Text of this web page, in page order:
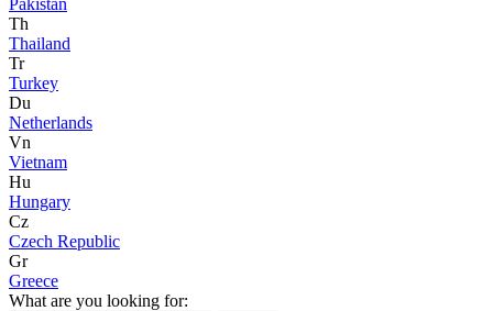
Pakistan
Th
Thailand
Tr
Turkey
Du
Netherlands
Vn
Vietnam
Hu
Hungary
Cz
Czech Republic
Gr
Greece
What are you looking for: